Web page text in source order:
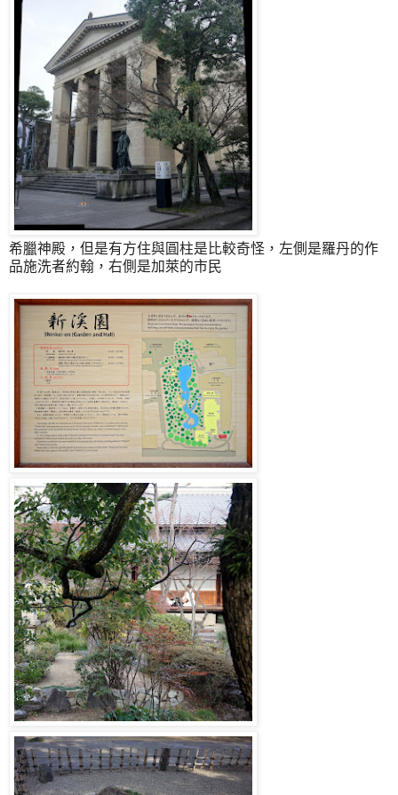
希臘神殿，但是有方住與圓柱是比較奇怪，左側是羅丹的作
品施洗者約翰，右側是加萊的市民